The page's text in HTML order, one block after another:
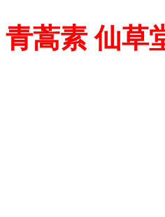
青蒿素 仙草